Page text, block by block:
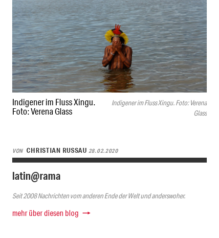
Indigener im Fluss Xingu.
Foto: Verena Glass
Indigener im Fluss Xingu. Foto: Verena
Glass
VON CHRISTIAN RUSSAU 28.02.2020
latin@rama
Seit 2008 Nachrichten vom anderen Ende der Welt und anderswoher.
mehr über diesen blog